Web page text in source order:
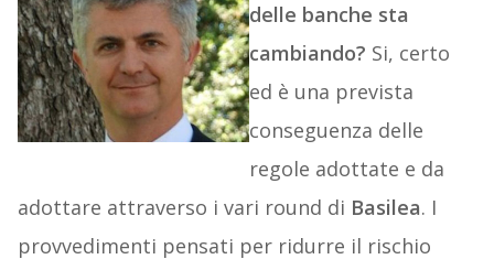
delle banche sta
cambiando? Si, certo
ed è una prevista
conseguenza delle
regole adottate e da
adottare attraverso i vari round di Basilea. I
provvedimenti pensati per ridurre il rischio